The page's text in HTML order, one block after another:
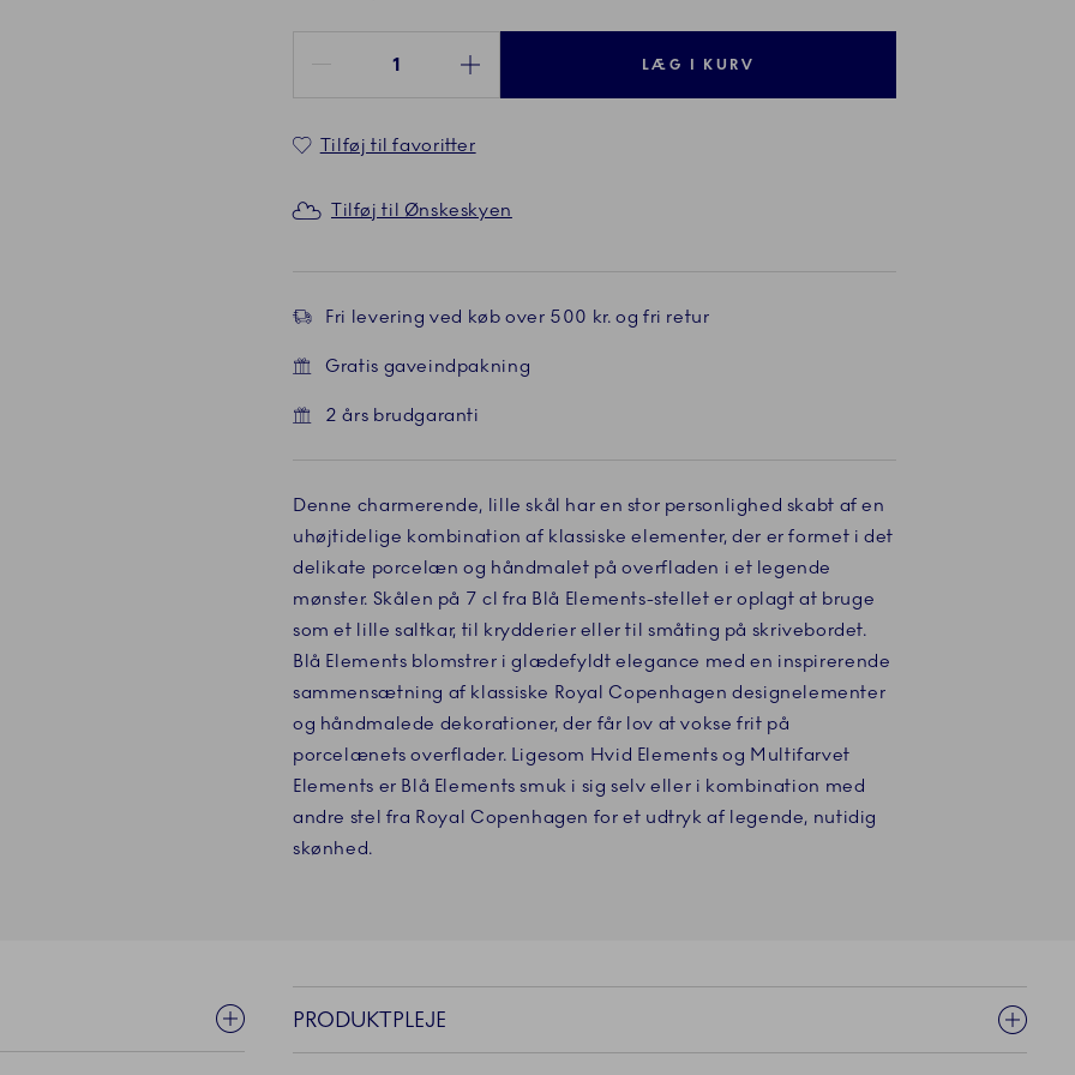
LÆG I KURV
Tilføj til favoritter
Tilføj til Ønskeskyen
Fri levering ved køb over 500 kr. og fri retur
Gratis gaveindpakning
2 års brudgaranti
Denne charmerende, lille skål har en stor personlighed skabt af en
uhøjtidelige kombination af klassiske elementer, der er formet i det
delikate porcelæn og håndmalet på overfladen i et legende
mønster. Skålen på 7 cl fra Blå Elements-stellet er oplagt at bruge
som et lille saltkar, til krydderier eller til småting på skrivebordet.
Blå Elements blomstrer i glædefyldt elegance med en inspirerende
sammensætning af klassiske Royal Copenhagen designelementer
og håndmalede dekorationer, der får lov at vokse frit på
porcelænets overflader. Ligesom Hvid Elements og Multifarvet
Elements er Blå Elements smuk i sig selv eller i kombination med
andre stel fra Royal Copenhagen for et udtryk af legende, nutidig
skønhed.
PRODUKTPLEJE